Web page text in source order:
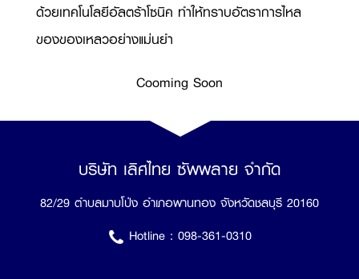
ด้วยเทคโนโลยีอัลตร้าโซนิค ทำให้ทราบอัตราการไหล
ของของเหลวอย่างแม่นยำ
Cooming Soon
บริษัท เลิศไทย ซัพพลาย จำกัด
82/29 ตำบลมาบโป่ง อำเภอพานทอง จังหวัดชลบุรี 20160
Hotline : 098-361-0310